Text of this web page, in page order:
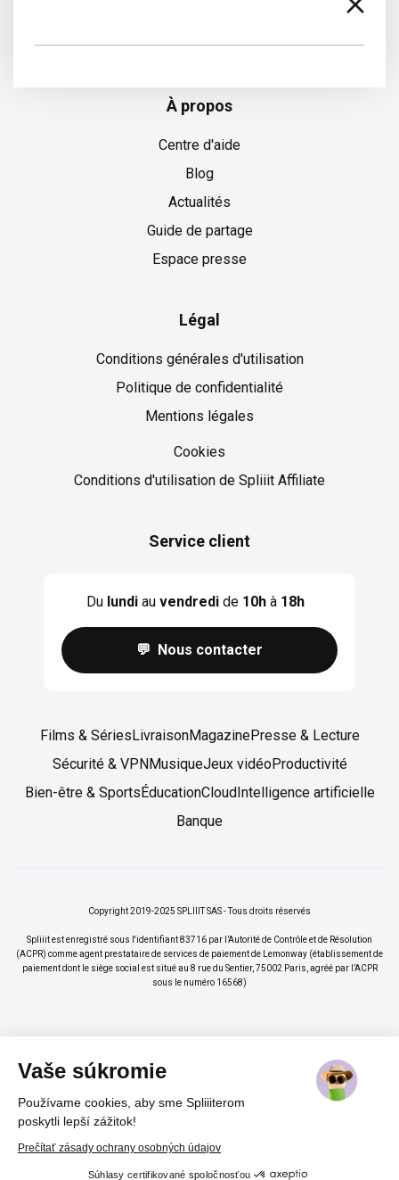
Vaše súkromie
Používame cookies, aby sme Spliiiterom
poskytli lepší zážitok!
Prečítať zásady ochrany osobných údajov
Súhlasy certifikované spoločnosťou
À propos
Centre d'aide
Blog
Actualités
Guide de partage
Espace presse
Légal
Conditions générales d'utilisation
Politique de confidentialité
Mentions légales
Cookies
Cookies
Conditions d'utilisation de Spliiit Affiliate
Service client
Du lundiau vendredide 10hà 18h
💬 Nous contacter
Films & SériesLivraisonMagazinePresse & Lecture
Sécurité & VPNMusiqueJeux vidéoProductivité
Bien-être & SportsÉducationCloudIntelligence artificielle
Banque
Copyright 2019-2025 SPLIIIT SAS - Tous droits réservés
Spliiit est enregistré sous l'identifiant 83716 par l’Autorité de Contrôle et de Résolution
(ACPR) comme agent prestataire de services de paiement de Lemonway (établissement de
paiement dont le siège social est situé au 8 rue du Sentier, 75002 Paris, agréé par l’ACPR
sous le numéro 16568)
%
Vos abonnements jusqu'à -70%